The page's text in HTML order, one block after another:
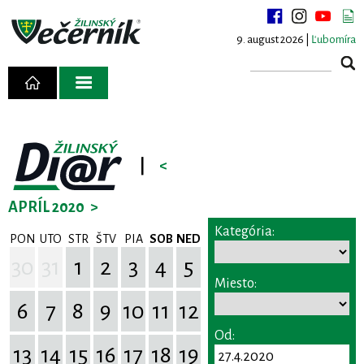
9. august 2026 | Ľubomíra
<
APRÍL 2020 >
PON UTO STR ŠTV PIA SOB NED
1 2 3 4
5
6
7 8 9 10 11 12
13 14 15 16 17 18 19
Kategória:
Miesto:
Od: